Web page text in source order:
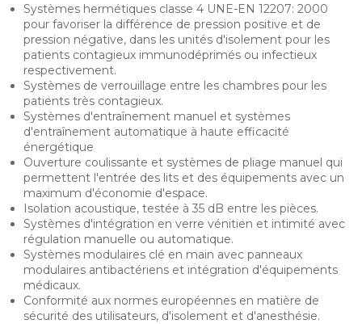
Systèmes hermétiques classe 4 UNE-EN 12207: 2000
pour favoriser la différence de pression positive et de
pression négative, dans les unités d'isolement pour les
patients contagieux immunodéprimés ou infectieux
respectivement.
Systèmes de verrouillage entre les chambres pour les
patients très contagieux.
Systèmes d'entraînement manuel et systèmes
d'entraînement automatique à haute efficacité
énergétique
Ouverture coulissante et systèmes de pliage manuel qui
permettent l'entrée des lits et des équipements avec un
maximum d'économie d'espace.
Isolation acoustique, testée à 35 dB entre les pièces.
Systèmes d'intégration en verre vénitien et intimité avec
régulation manuelle ou automatique.
Systèmes modulaires clé en main avec panneaux
modulaires antibactériens et intégration d'équipements
médicaux.
Conformité aux normes européennes en matière de
sécurité des utilisateurs, d'isolement et d'anesthésie.